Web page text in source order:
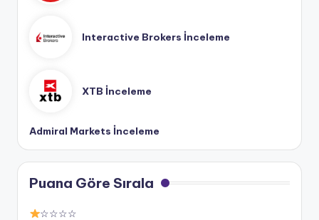
Interactive Brokers İnceleme
XTB İnceleme
Admiral Markets İnceleme
Puana Göre Sırala
☆☆☆☆